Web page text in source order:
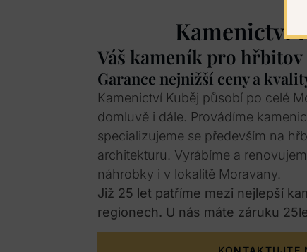
Kamenictví
Váš kameník pro
Garance nejnižší ceny a
Kamenictví Kuběj působí po celé
domluvě i dále. Provádíme
specializujeme se především na
architekturu. Vyrábíme a
náhrobky i v lokalitě Moravany.
Již 25 let patříme mezi nejlepší
regionech. U nás máte záruku